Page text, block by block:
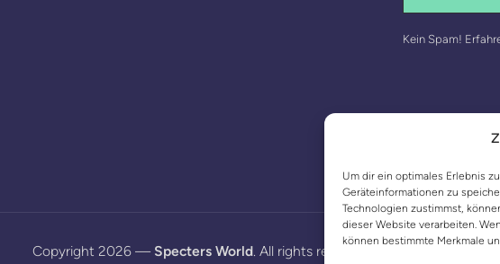
Um dir ein optimales Erlebnis
Geräteinformationen zu
Technologien zustimmst,
dieser Website verarbeiten.
können bestimmte Merkmale
Kein Spam!
Copyright 2026 — Specters World. All rights reserved.